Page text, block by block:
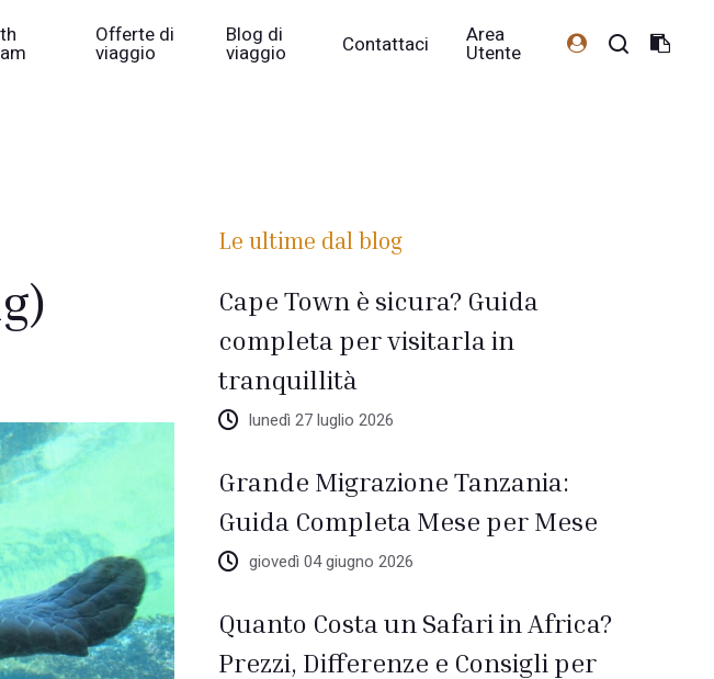
Offerte di
viaggio
Blog di
viaggio Contattaci Area
Utente
Le ultime dal blog
Cape Town è sicura? Guida
completa per visitarla in
tranquillità
lunedì 27 luglio 2026
Grande Migrazione Tanzania:
Guida Completa Mese per Mese
giovedì 04 giugno 2026
Quanto Costa un Safari in Africa?
Prezzi, Differenze e Consigli per